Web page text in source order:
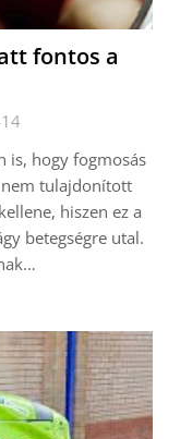
fontos a
is, hogy fogmosás
tulajdonított
hiszen ez a
betegségre utal.